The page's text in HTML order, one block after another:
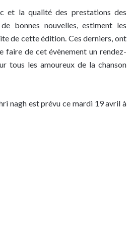
et la qualité des prestations des
bonnes nouvelles, estiment les
de cette édition. Ces derniers, ont
faire de cet évènement un rendez-
tous les amoureux de la chanson
nagh est prévu ce mardi 19 avril à